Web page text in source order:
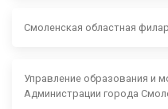
Смоленская областная
Управление образования и
Администрации города